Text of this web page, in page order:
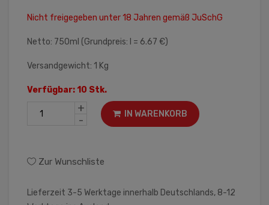
Nicht freigegeben unter 18 Jahren gemäß JuSchG
Netto: 750ml (Grundpreis: l = 6.67 €)
Versandgewicht: 1 Kg
Verfügbar: 10 Stk.
+
-
IN WARENKORB
Zur Wunschliste
Lieferzeit 3-5 Werktage innerhalb Deutschlands, 8-12